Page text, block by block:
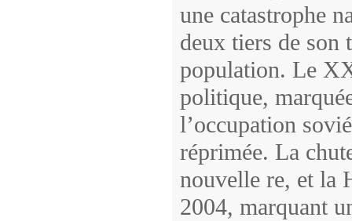
une catastrophe
deux tiers de son
population. Le
politique,
l’occupation
réprimée. La
nouvelle re, et la
2004, marquant